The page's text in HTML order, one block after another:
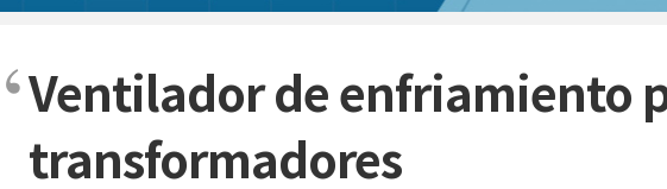
Ventilador de enfriamiento
transformadores